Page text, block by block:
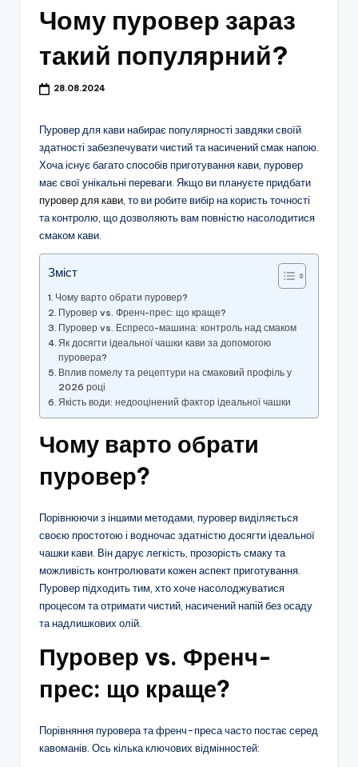
Чому пуровер зараз
такий популярний?
28.08.2024
Пуровер для кави набирає популярності завдяки своїй
здатності забезпечувати чистий та насичений смак напою.
Хоча існує багато способів приготування кави, пуровер
має свої унікальні переваги. Якщо ви плануєте придбати
пуровер для кави , то ви робите вибір на користь точності
та контролю, що дозволяють вам повністю насолодитися
смаком кави.
Зміст
Чому варто обрати пуровер?
Пуровер vs. Френч-прес: що краще?
Пуровер vs. Еспресо-машина: контроль над смаком
Як досягти ідеальної чашки кави за допомогою
пуровера?
Вплив помелу та рецептури на смаковий профіль у
2026 році
Якість води: недооцінений фактор ідеальної чашки
Чому варто обрати
пуровер?
Порівнюючи з іншими методами, пуровер виділяється
своєю простотою і водночас здатністю досягти ідеальної
чашки кави. Він дарує легкість, прозорість смаку та
можливість контролювати кожен аспект приготування.
Пуровер підходить тим, хто хоче насолоджуватися
процесом та отримати чистий, насичений напій без осаду
та надлишкових олій.
Пуровер vs. Френч-
прес: що краще?
Порівняння пуровера та френч-преса часто постає серед
кавоманів. Ось кілька ключових відмінностей: